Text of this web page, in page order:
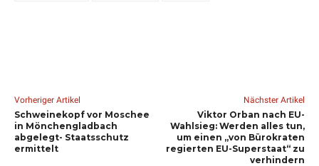
Vorheriger Artikel
Schweinekopf vor Moschee
in Mönchengladbach
abgelegt- Staatsschutz
ermittelt
Nächster Artikel
Viktor Orban nach EU-
Wahlsieg: Werden alles tun,
um einen „von Bürokraten
regierten EU-Superstaat“ zu
verhindern